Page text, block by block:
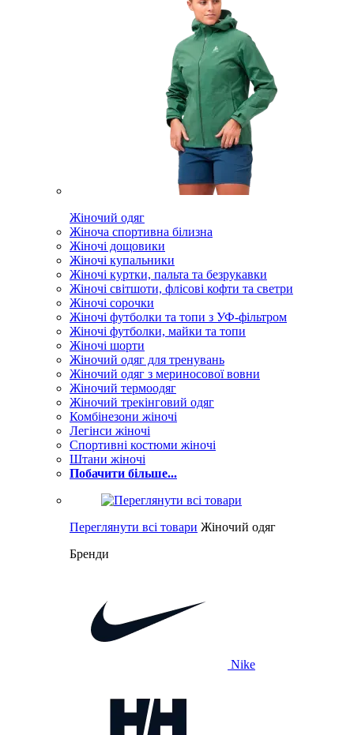
Жіночий одяг
Жіноча спортивна білизна
Жіночі дощовики
Жіночі купальники
Жіночі куртки, пальта та безрукавки
Жіночі світшоти, флісові кофти та светри
Жіночі сорочки
Жіночі футболки та топи з УФ-фільтром
Жіночі футболки, майки та топи
Жіночі шорти
Жіночий одяг для тренувань
Жіночий одяг з мериносової вовни
Жіночий термоодяг
Жіночий трекінговий одяг
Комбінезони жіночі
Легінси жіночі
Спортивні костюми жіночі
Штани жіночі
Побачити більше...
Переглянути всі товари Жіночий одяг
Бренди
Nike